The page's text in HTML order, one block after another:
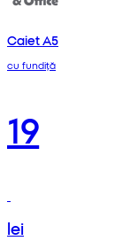
Caiet A5
cu fundiță
19
lei